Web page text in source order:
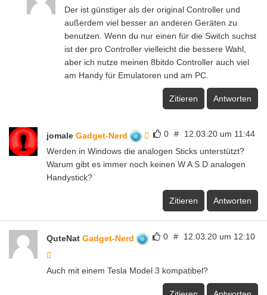
Der ist günstiger als der original Controller und
außerdem viel besser an anderen Geräten zu
benutzen. Wenn du nur einen für die Switch suchst
ist der pro Controller vielleicht die bessere Wahl,
aber ich nutze meinen 8bitdo Controller auch viel
am Handy für Emulatoren und am PC.
Zitieren Antworten
0 # 12.03.20 um 11:44
jomale Gadget-Nerd
Werden in Windows die analogen Sticks unterstützt?
Warum gibt es immer noch keinen W A S D analogen
Handystick?
Zitieren Antworten
0 # 12.03.20 um 12:10
QuteNat Gadget-Nerd
Auch mit einem Tesla Model 3 kompatibel?